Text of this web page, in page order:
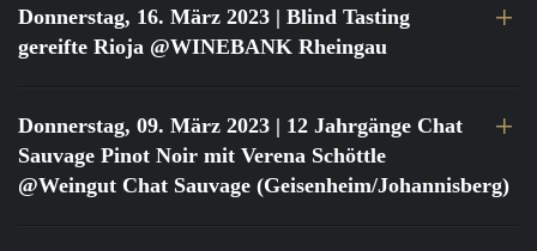
Donnerstag, 16. März 2023 | Blind Tasting
gereifte Rioja @WINEBANK Rheingau
Donnerstag, 09. März 2023 | 12 Jahrgänge Chat
Sauvage Pinot Noir mit Verena Schöttle
@Weingut Chat Sauvage (Geisenheim/Johannisberg)